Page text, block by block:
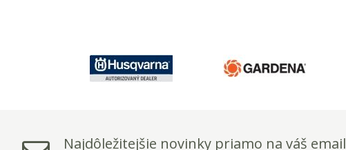
Najdôležitejšie novinky priamo na váš email